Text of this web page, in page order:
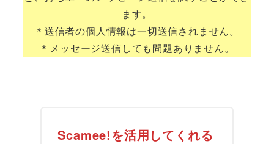
ます。
＊送信者の個人情報は一切送信されません。
＊メッセージ送信しても問題ありません。
Scamee!を活用してくれる